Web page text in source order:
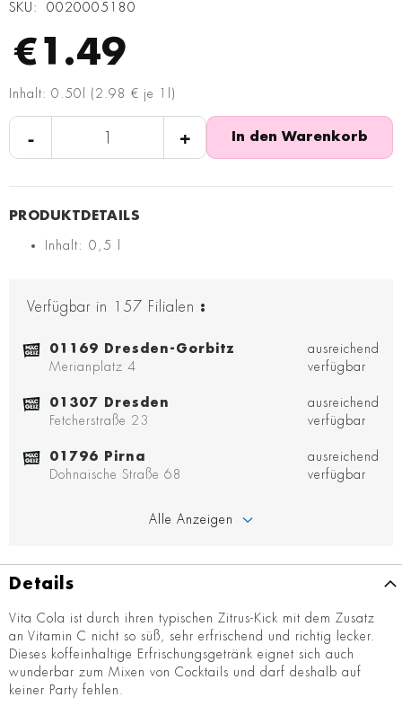
SKU 0020005180
€1.49
Inhalt: 0.50l (2.98 € je 1l)
- + In den Warenkorb
Inhalt: 0,5 l
Verfügbar in 157 Filialen :
01169 Dresden-Gorbitz
Merianplatz 4
ausreichend
verfügbar
01307 Dresden
Fetcherstraße 23
ausreichend
verfügbar
01796 Pirna
Dohnaische Straße 68
ausreichend
verfügbar
Alle Anzeigen
Details
Vita Cola ist durch ihren typischen Zitrus-Kick mit dem Zusatz
an Vitamin C nicht so süß, sehr erfrischend und richtig lecker.
Dieses koffeinhaltige Erfrischungsgetränk eignet sich auch
wunderbar zum Mixen von Cocktails und darf deshalb auf
keiner Party fehlen.